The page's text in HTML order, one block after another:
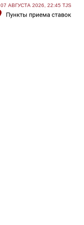
07 АВГУСТА 2026, 22:45 TJS